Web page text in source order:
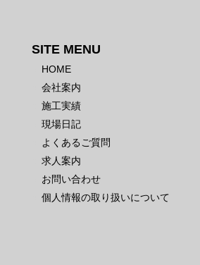
SITE MENU
HOME
会社案内
施工実績
現場日記
よくあるご質問
求人案内
お問い合わせ
個人情報の取り扱いについて